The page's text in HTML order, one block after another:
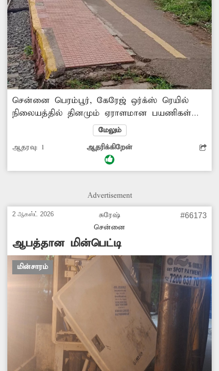
சென்னை பெரம்பூர், கேரேஜ் ஒர்க்ஸ் ரெயில்
நிலையத்தில் தினமும் ஏராளமான பயணிகள்
வந்துசெல்கின்றனர். ரெயில் நிலையத்தின்
நடைமேடைகள் சேதமடைந்து உள்ளது.
இதனால் நடைமேடையில் நடந்து செல்லும்
பயணிகள் கீழே விழும் நிலை ஏற்பட்டுள்ளது.
எடுக்க ரெயில் பயணிகள் எதிர்பார்க்கின்றனர்.
மேலும்
ஆதரவு: 1 ஆதரிக்கிறேன்
Advertisement
2 ஆகஸ்ட் 2026
சுரேஷ்
சென்னை
#66173
ஆபத்தான மின்பெட்டி
மின்சாரம்